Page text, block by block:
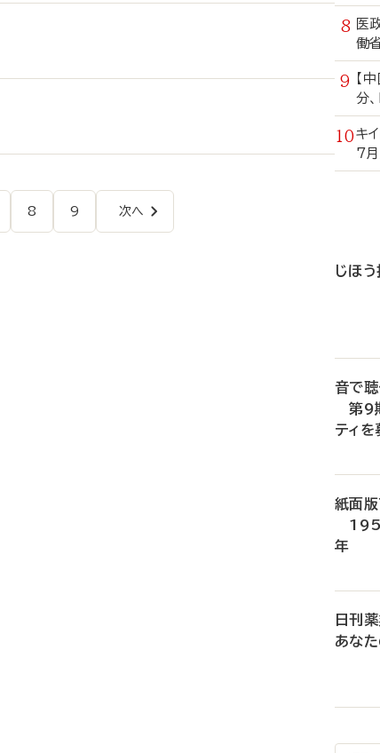
ペ
ー
8
ペ
ー
9
次
ペ
次へ
医
働
【
分
キ
7月
じほ
音で
第9
ティを
紙面
年
日刊
あなた